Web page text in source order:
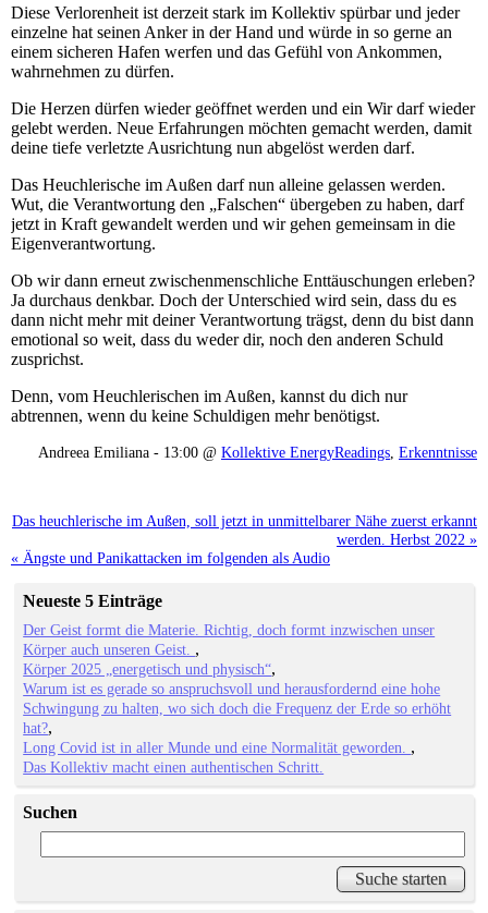
Diese Verlorenheit ist derzeit stark im Kollektiv spürbar und jeder
einzelne hat seinen Anker in der Hand und würde in so gerne an
einem sicheren Hafen werfen und das Gefühl von Ankommen,
wahrnehmen zu dürfen.
Die Herzen dürfen wieder geöffnet werden und ein Wir darf wieder
gelebt werden. Neue Erfahrungen möchten gemacht werden, damit
deine tiefe verletzte Ausrichtung nun abgelöst werden darf.
Das Heuchlerische im Außen darf nun alleine gelassen werden.
Wut, die Verantwortung den „Falschen“ übergeben zu haben, darf
jetzt in Kraft gewandelt werden und wir gehen gemeinsam in die
Eigenverantwortung.
Ob wir dann erneut zwischenmenschliche Enttäuschungen erleben?
Ja durchaus denkbar. Doch der Unterschied wird sein, dass du es
dann nicht mehr mit deiner Verantwortung trägst, denn du bist dann
emotional so weit, dass du weder dir, noch den anderen Schuld
zusprichst.
Denn, vom Heuchlerischen im Außen, kannst du dich nur
abtrennen, wenn du keine Schuldigen mehr benötigst.
Andreea Emiliana - 13:00 @ Kollektive EnergyReadings Erkenntnisse
Das heuchlerische im Außen, soll jetzt in unmittelbarer Nähe zuerst erkannt
werden. Herbst 2022 »
« Ängste und Panikattacken im folgenden als Audio
Neueste 5 Einträge
Der Geist formt die Materie. Richtig, doch formt inzwischen unser
Körper auch unseren Geist.
Körper 2025 „energetisch und physisch“
Warum ist es gerade so anspruchsvoll und herausfordernd eine hohe
Schwingung zu halten, wo sich doch die Frequenz der Erde so erhöht
hat?
Long Covid ist in aller Munde und eine Normalität geworden.
Das Kollektiv macht einen authentischen Schritt.
Suchen